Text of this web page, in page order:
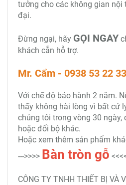
tưởng cho các không gian nội
đại.
Đừng ngại, hãy GỌI NGAY
khách cẫn hỗ trợ.
Mr. Cẩm - 0938 53 22 33
Với chế độ bảo hành 2 năm.
thấy không hài lòng vì bất cứ
chúng tôi trong vòng 30 ngày,
hoặc đổi bộ khác.
Hoặc xem thêm sản phẩm
--->>>> Bàn tròn gỗ
CÔNG TY TNHH THIẾT BỊ VÀ